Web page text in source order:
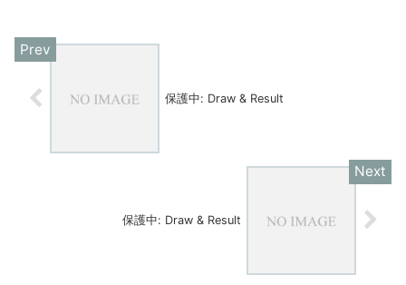
保護中: Draw & Result
保護中: Draw & Result